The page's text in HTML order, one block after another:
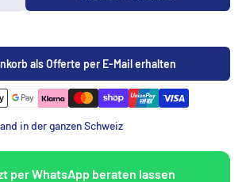
als Offerte per E-Mail erhalten
in der ganzen Schweiz
per WhatsApp beraten lassen